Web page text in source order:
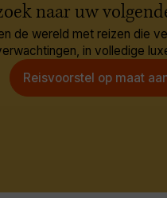
naar uw
de wereld met reizen die
in volledige
Reisvoorstel op maat